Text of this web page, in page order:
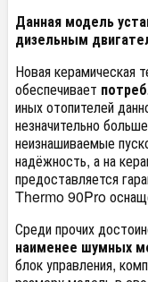
Данная модель
дизельным
Новая керамическая
обеспечивает
иных отопителей
незначительно
неизнашиваемые
надёжность, а на
предоставляется
Thermo 90Pro
Среди прочих
наименее шумных
блок управления,